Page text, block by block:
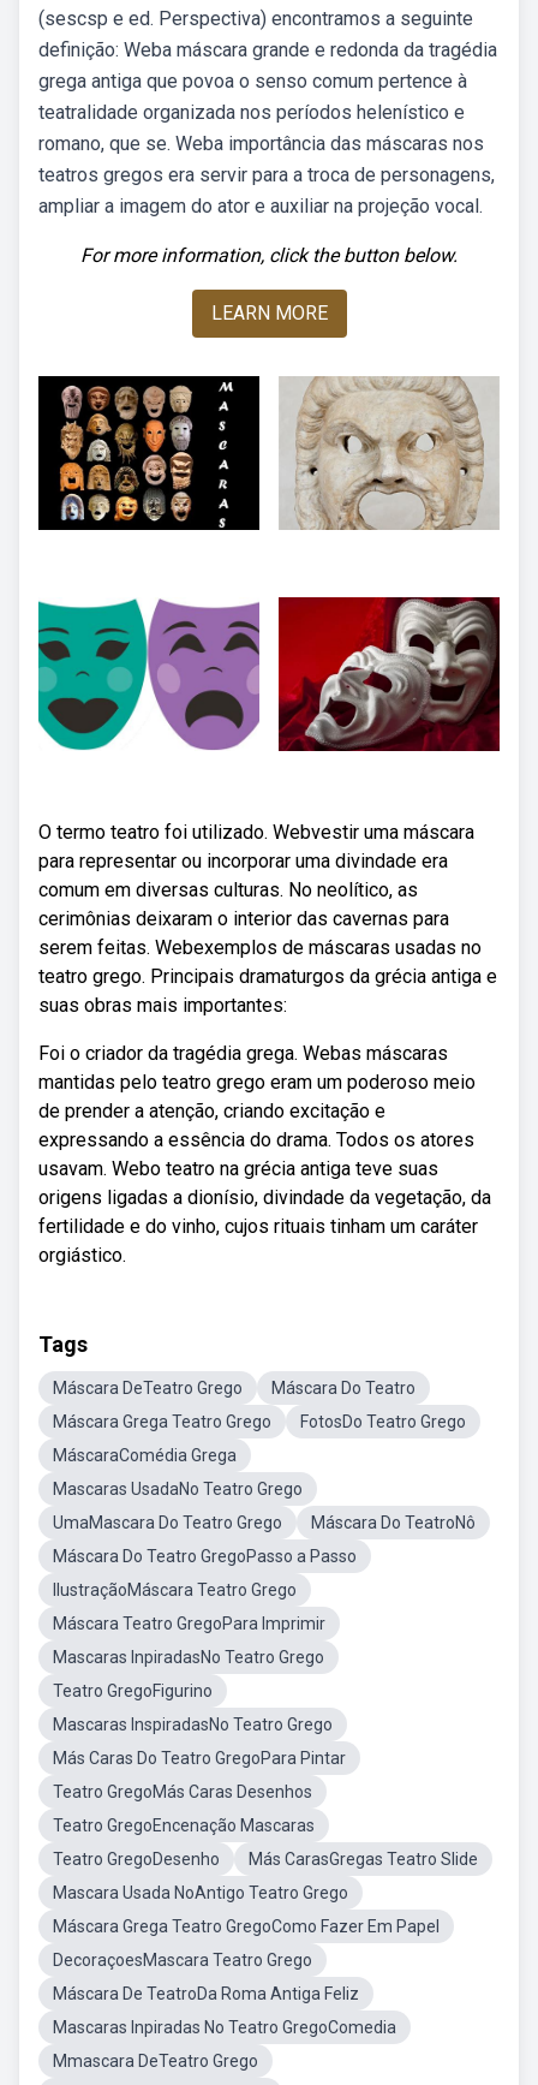
(sescsp e ed. Perspectiva) encontramos a seguinte
definição: Weba máscara grande e redonda da tragédia
grega antiga que povoa o senso comum pertence à
teatralidade organizada nos períodos helenístico e
romano, que se. Weba importância das máscaras nos
teatros gregos era servir para a troca de personagens,
ampliar a imagem do ator e auxiliar na projeção vocal.
For more information, click the button below.
LEARN MORE
O termo teatro foi utilizado. Webvestir uma máscara
para representar ou incorporar uma divindade era
comum em diversas culturas. No neolítico, as
cerimônias deixaram o interior das cavernas para
serem feitas. Webexemplos de máscaras usadas no
teatro grego. Principais dramaturgos da grécia antiga e
suas obras mais importantes:
Foi o criador da tragédia grega. Webas máscaras
mantidas pelo teatro grego eram um poderoso meio
de prender a atenção, criando excitação e
expressando a essência do drama. Todos os atores
usavam. Webo teatro na grécia antiga teve suas
origens ligadas a dionísio, divindade da vegetação, da
fertilidade e do vinho, cujos rituais tinham um caráter
orgiástico.
Tags
Máscara DeTeatro Grego
Máscara Do Teatro
Máscara Grega Teatro Grego
FotosDo Teatro Grego
MáscaraComédia Grega
Mascaras UsadaNo Teatro Grego
UmaMascara Do Teatro Grego
Máscara Do TeatroNô
Máscara Do Teatro GregoPasso a Passo
IlustraçãoMáscara Teatro Grego
Máscara Teatro GregoPara Imprimir
Mascaras InpiradasNo Teatro Grego
Teatro GregoFigurino
Mascaras InspiradasNo Teatro Grego
Más Caras Do Teatro GregoPara Pintar
Teatro GregoMás Caras Desenhos
Teatro GregoEncenação Mascaras
Teatro GregoDesenho
Más CarasGregas Teatro Slide
Mascara Usada NoAntigo Teatro Grego
Máscara Grega Teatro GregoComo Fazer Em Papel
DecoraçoesMascara Teatro Grego
Máscara De TeatroDa Roma Antiga Feliz
Mascaras Inpiradas No Teatro GregoComedia
Mmascara DeTeatro Grego